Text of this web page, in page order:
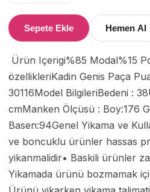
Sepete Ekle Hemen Al
özellikleriKadin Genis Paça
30116Model BilgileriBedeni :
cmManken Ölçüsü : Boy:176
Basen:94Genel Yikama ve
ve boncuklu ürünler hassas
yikanmalidir• Baskili ürünler
Yikamada ürünü bozmamak